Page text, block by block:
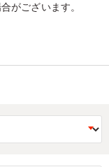
がございます。